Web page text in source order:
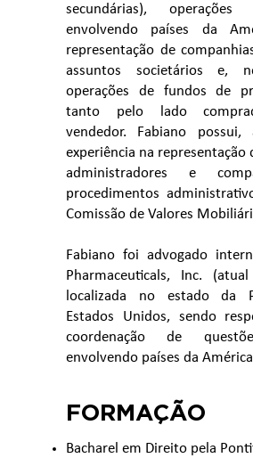
Bacharel em Direito pela
FORMAÇÃO
secundárias), operações
envolvendo países da
representação de
assuntos societários e,
operações de fundos de
tanto pelo lado
vendedor. Fabiano possui,
experiência na representação
administradores e
procedimentos
Comissão de Valores
Fabiano foi advogado
Pharmaceuticals, Inc.
localizada no estado da
Estados Unidos, sendo
coordenação de
envolvendo países da